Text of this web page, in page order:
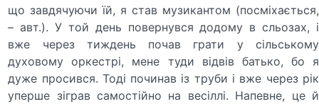
що завдячуючи їй, я став музикантом (посміхається,
– авт.). У той день повернувся додому в сльозах, і
вже через тиждень почав грати у сільському
духовому оркестрі, мене туди відвів батько, бо я
дуже просився. Тоді починав із труби і вже через рік
уперше зіграв самостійно на весіллі. Напевне, це й